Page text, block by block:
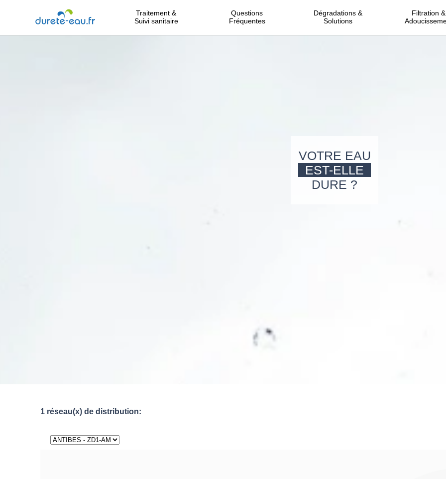
Traitement &
Suivi sanitaire
Questions
Fréquentes
Dégradations &
Solutions
Filtration &
VOTRE EAU
EST-ELLE
DURE ?
1 réseau(x) de distribution: